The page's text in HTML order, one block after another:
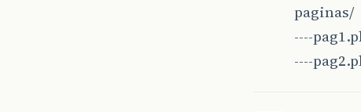
paginas/
----
----